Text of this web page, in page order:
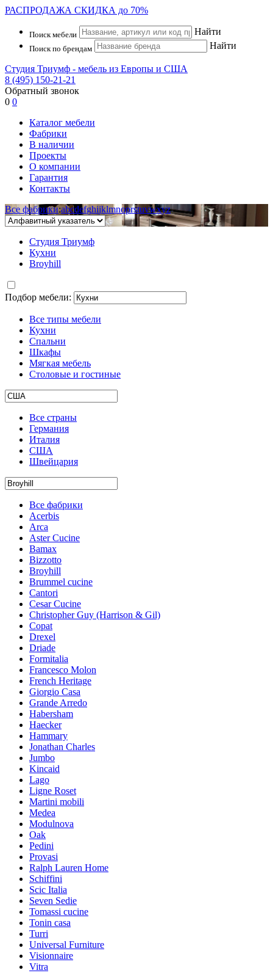
РАСПРОДАЖА СКИДКА до 70%
Поиск мебели Найти
Поиск по брендам Найти
Студия Триумф - мебель из Европы и США
8 (495) 150-21-21
Обратный звонок
0 0
Каталог мебели
Фабрики
В наличии
Проекты
О компании
Гарантия
Контакты
Все фабрики:abcdefghijklmnoprstuvwxyz
Студия Триумф
Кухни
Broyhill
Подбор мебели:
Все типы мебели
Кухни
Спальни
Шкафы
Мягкая мебель
Столовые и гостиные
Все страны
Германия
Италия
США
Швейцария
Все фабрики
Acerbis
Arca
Aster Cucine
Bamax
Bizzotto
Broyhill
Brummel cucine
Cantori
Cesar Cucine
Christopher Guy (Harrison & Gil)
Copat
Drexel
Driade
Formitalia
Francesco Molon
French Heritage
Giorgio Casa
Grande Arredo
Habersham
Haecker
Hammary
Jonathan Charles
Jumbo
Kincaid
Lago
Ligne Roset
Martini mobili
Medea
Modulnova
Oak
Pedini
Provasi
Ralph Lauren Home
Schiffini
Scic Italia
Seven Sedie
Tomassi cucine
Tonin casa
Turri
Universal Furniture
Visionnaire
Vitra